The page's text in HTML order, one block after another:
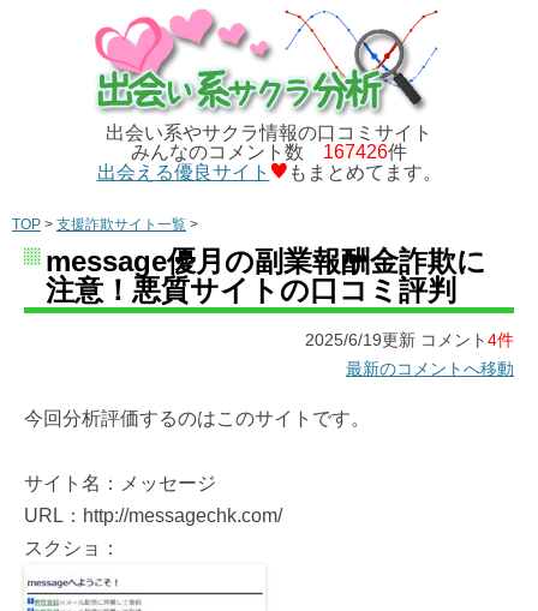
出会い系やサクラ情報の口コミサイト
みんなのコメント数 167426件
出会える優良サイト
もまとめてます。
TOP > 支援詐欺サイト一覧 >
message優月の副業報酬金詐欺に
注意！悪質サイトの口コミ評判
2025/6/19更新 コメント4件
最新のコメントへ移動
今回分析評価するのはこのサイトです。
サイト名：メッセージ
URL：http://messagechk.com/
スクショ：